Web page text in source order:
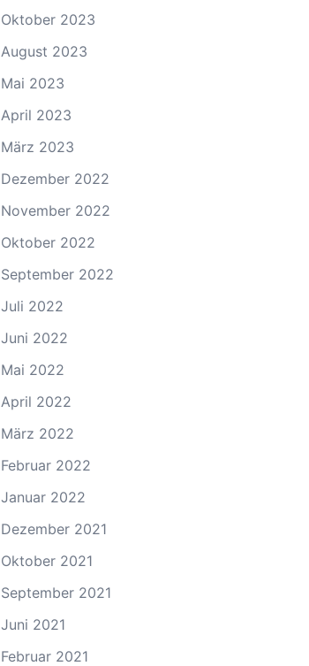
Oktober 2023
August 2023
Mai 2023
April 2023
März 2023
Dezember 2022
November 2022
Oktober 2022
September 2022
Juli 2022
Juni 2022
Mai 2022
April 2022
März 2022
Februar 2022
Januar 2022
Dezember 2021
Oktober 2021
September 2021
Juni 2021
Februar 2021